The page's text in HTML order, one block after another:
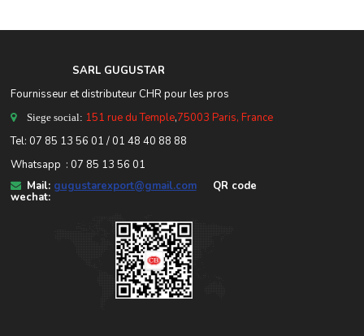
SARL GUGUSTAR
Fournisseur et distributeur CHR pour les pros
Siege social: 151 rue du Temple,75003 Paris, France
Tel: 07 85 13 56 01 / 01 48 40 88 88
Whatsapp : 07 85 13 56 01
Mail: gugustarexport@gmail.comQR code
wechat: